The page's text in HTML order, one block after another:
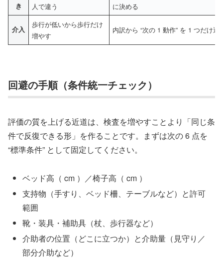
き
人で違う
に決める
介入
歩行が低いから歩行だけ
増やす
内訳から “次の 1 動作” を 1 つだけ選
回避の手順（条件統一チェック）
評価の質を上げる近道は、検査を増やすことより「同じ条
件で反復できる形」を作ることです。まずは次の 6 点を
“標準条件” として固定してください。
ベッド高（ cm ）／椅子高（ cm ）
支持物（手すり、ベッド柵、テーブルなど）と許可
範囲
靴・装具・補助具（杖、歩行器など）
介助者の位置（どこに立つか）と介助量（見守り／
部分介助など）